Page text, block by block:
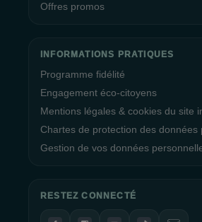
Offres promos
INFORMATIONS PRATIQUES
Programme fidélité
Engagement éco-citoyens
Mentions légales & cookies du site
Chartes de protection des données
Gestion de vos données
RESTEZ CONNECTÉ